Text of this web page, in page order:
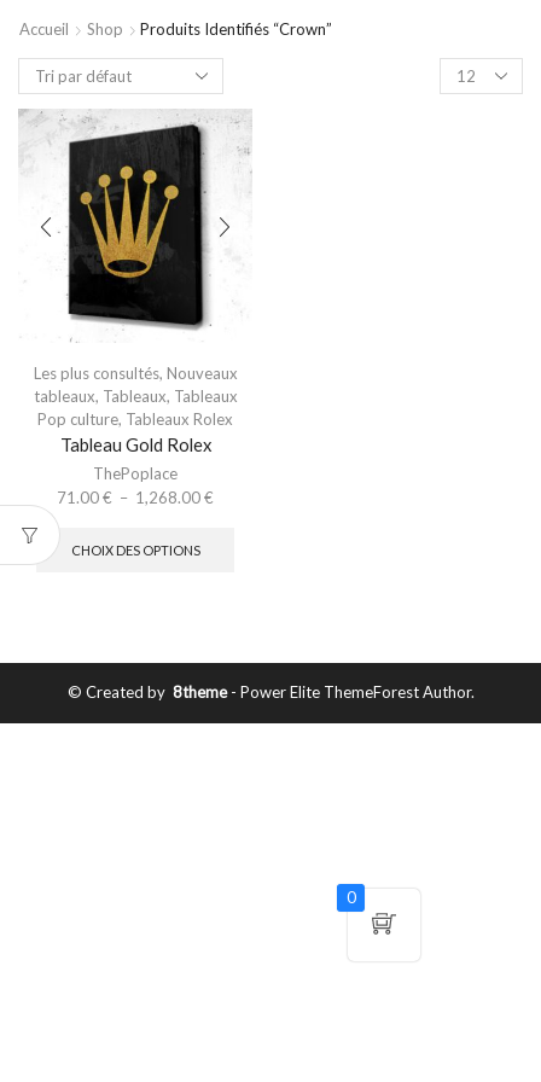
Accueil Shop Produits Identifiés “crown”
Les plus consultés, Nouveaux
tableaux, Tableaux, Tableaux
Pop culture, Tableaux Rolex
Tableau Gold Rolex
ThePoplace
71.00€ – 1,268.00€
CHOIX DES OPTIONS
© Created by 8theme- Power Elite ThemeForest Author.
0